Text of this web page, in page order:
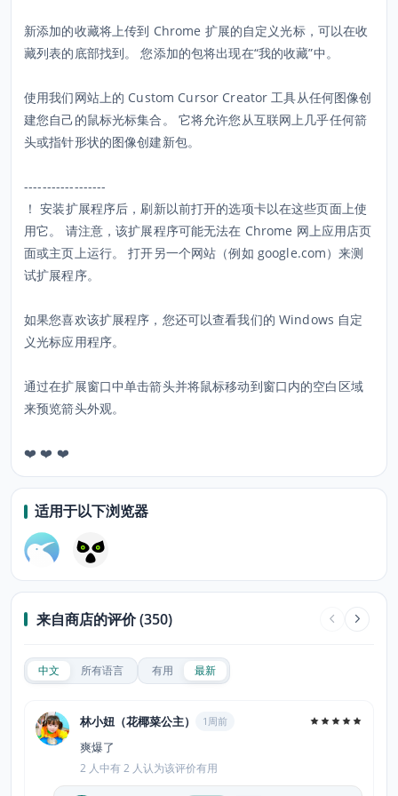
新添加的收藏将上传到 Chrome 扩展的自定义光标，可以在收
藏列表的底部找到。 您添加的包将出现在“我的收藏”中。
使用我们网站上的 Custom Cursor Creator 工具从任何图像创
建您自己的鼠标光标集合。 它将允许您从互联网上几乎任何箭
头或指针形状的图像创建新包。
------------------
！ 安装扩展程序后，刷新以前打开的选项卡以在这些页面上使
用它。 请注意，该扩展程序可能无法在 Chrome 网上应用店页
面或主页上运行。 打开另一个网站（例如 google.com）来测
试扩展程序。
如果您喜欢该扩展程序，您还可以查看我们的 Windows 自定
义光标应用程序。
通过在扩展窗口中单击箭头并将鼠标移动到窗口内的空白区域
来预览箭头外观。
❤️ ❤️ ❤️
适用于以下浏览器
来自商店的评价 (350)
中文 所有语言 有用 最新
林小妞（花椰菜公主） 1周前
爽爆了
2 人中有 2 人认为该评价有用